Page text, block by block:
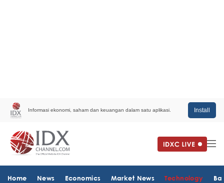
Informasi ekonomi, saham dan keuangan dalam satu aplikasi. Install
Home News Economics Market News Technology